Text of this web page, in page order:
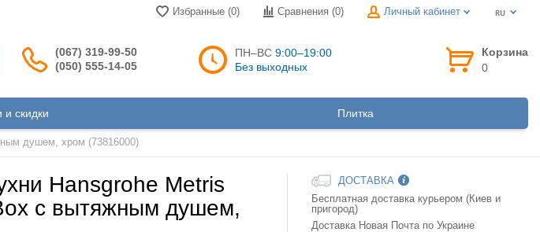
Избранные (0) Сравнения (0) Личный кабинет
(067) 319-99-50
(050) 555-14-05
ПН–ВС 9:00–19:00
Без выходных
Корзина
0
и скидки Плитка
душем, хром (73816000)
Hansgrohe Metris
с вытяжным душем,
ДОСТАВКА
Бесплатная доставка курьером (Киев и
пригород)
Доставка Новая Почта по Украине